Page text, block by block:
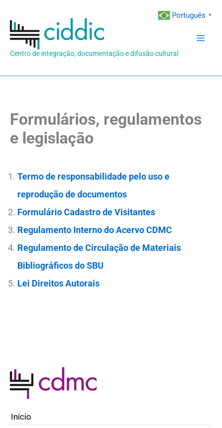
para
conteúdo
Centro de integração, documentação e difusão cultural
Início
Formulários, regulamentos
e legislação
Termo de responsabilidade pelo uso e
reprodução de documentos
Formulário Cadastro de Visitantes
Regulamento Interno do Acervo CDMC
Regulamento de Circulação de Materiais
Bibliográficos do SBU
Lei Direitos Autorais
Português ▼